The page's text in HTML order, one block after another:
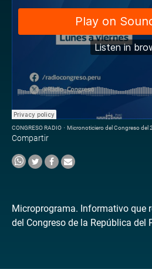
CONGRESO RADIO · Micronoticiero del Congreso del
Compartir
Microprograma. Informativo que
del Congreso de la República del